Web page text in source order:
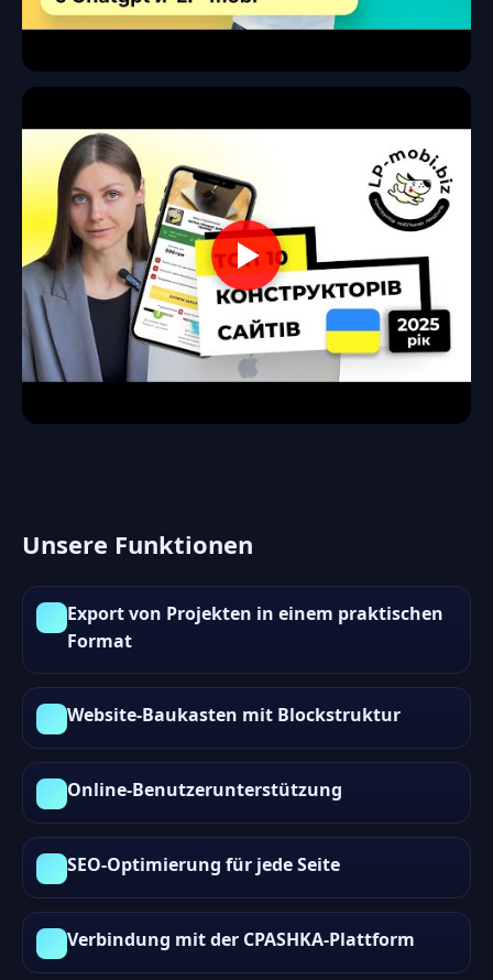
Unsere Funktionen
Export von Projekten in einem praktischen
Format
Website-Baukasten mit Blockstruktur
Online-Benutzerunterstützung
SEO-Optimierung für jede Seite
Verbindung mit der CPASHKA-Plattform